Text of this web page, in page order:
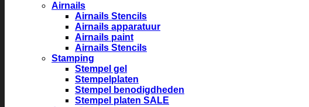
Airnails
Airnails Stencils
Airnails apparatuur
Airnails paint
Airnails Stencils
Stamping
Stempel gel
Stempelplaten
Stempel benodigdheden
Stempel platen SALE